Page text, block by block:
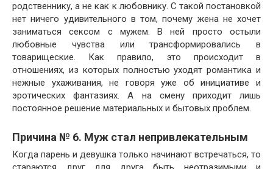
родственнику, а не как к любовнику. С такой постановкой
нет ничего удивительного в том, почему жена не хочет
заниматься сексом с мужем. В ней просто остыли
любовные чувства или трансформировались в
товарищеские. Как правило, это происходит в
отношениях, из которых полностью уходят романтика и
нежные ухаживания, не говоря уже об инициативе и
эротических фантазиях. А на смену приходит лишь
постоянное решение материальных и бытовых проблем.
Причина № 6. Муж стал непривлекательным
Когда парень и девушка только начинают встречаться, то